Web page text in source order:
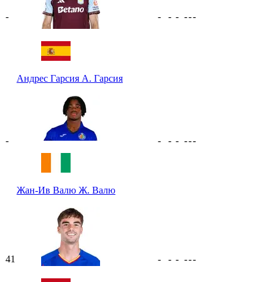
-
Андрес Гарсия А. Гарсия
- - - ---
-
Жан-Ив Валю Ж. Валю
- - - ---
41 - - - ---